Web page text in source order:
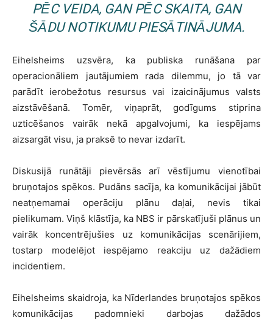
PĒC VEIDA, GAN PĒC SKAITA, GAN
ŠĀDU NOTIKUMU PIESĀTINĀJUMA.
Eihelsheims uzsvēra, ka publiska runāšana par
operacionāliem jautājumiem rada dilemmu, jo tā var
parādīt ierobežotus resursus vai izaicinājumus valsts
aizstāvēšanā. Tomēr, viņaprāt, godīgums stiprina
uzticēšanos vairāk nekā apgalvojumi, ka iespējams
aizsargāt visu, ja praksē to nevar izdarīt.
Diskusijā runātāji pievērsās arī vēstījumu vienotībai
bruņotajos spēkos. Pudāns sacīja, ka komunikācijai jābūt
neatņemamai operāciju plānu daļai, nevis tikai
pielikumam. Viņš klāstīja, ka NBS ir pārskatījuši plānus un
vairāk koncentrējušies uz komunikācijas scenārijiem,
tostarp modelējot iespējamo reakciju uz dažādiem
incidentiem.
Eihelsheims skaidroja, ka Nīderlandes bruņotajos spēkos
komunikācijas padomnieki darbojas dažādos